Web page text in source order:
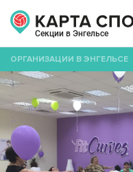
Секции в Энгельсе
ОРГАНИЗАЦИИ В ЭНГЕЛЬСЕ